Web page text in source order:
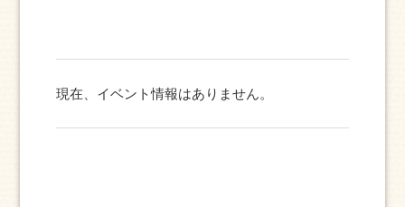
現在、イベント情報はありません。